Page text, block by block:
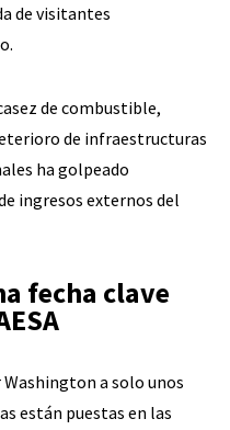
de visitantes
de combustible,
de infraestructuras
ha golpeado
ingresos externos del
fecha clave
a solo unos
están puestas en las